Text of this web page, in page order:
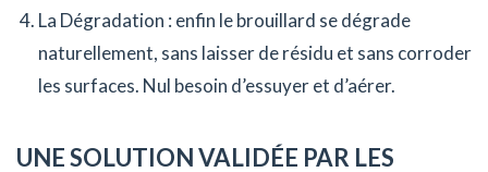
La Dégradation : enfin le brouillard se dégrade
naturellement, sans laisser de résidu et sans corroder
les surfaces. Nul besoin d’essuyer et d’aérer.
UNE SOLUTION VALIDÉE PAR LES